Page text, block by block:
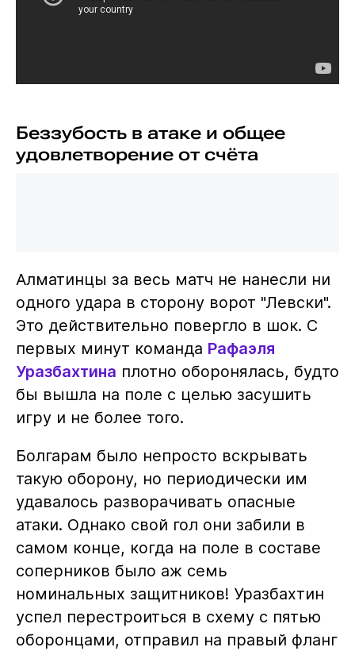
Беззубость в атаке и общее
удовлетворение от счёта
Алматинцы за весь матч не нанесли ни
одного удара в сторону ворот "Левски".
Это действительно повергло в шок. С
первых минут команда Рафаэля
Уразбахтина плотно оборонялась, будто
бы вышла на поле с целью засушить
игру и не более того.
Болгарам было непросто вскрывать
такую оборону, но периодически им
удавалось разворачивать опасные
атаки. Однако свой гол они забили в
самом конце, когда на поле в составе
соперников было аж семь
номинальных защитников! Уразбахтин
успел перестроиться в схему с пятью
оборонцами, отправил на правый фланг